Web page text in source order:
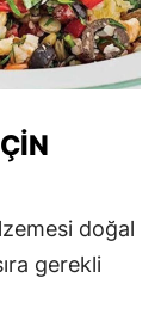
doğal
gerekli